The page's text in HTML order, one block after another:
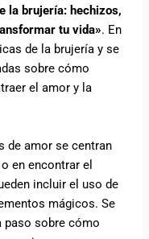
la brujería: hechizos,
tu vida». En
de la brujería y se
sobre cómo
el amor y la
de amor se centran
en encontrar el
incluir el uso de
mágicos. Se
paso sobre cómo